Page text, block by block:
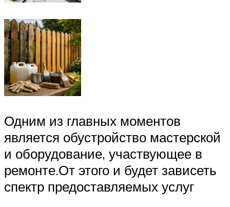
Одним из главных моментов
является обустройство мастерской
и оборудование, участвующее в
ремонте.От этого и будет зависеть
спектр предоставляемых услуг